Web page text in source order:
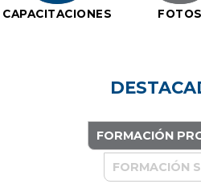
CAPACITACIONES FOTOS
FORMACIÓN
FORMACIÓN